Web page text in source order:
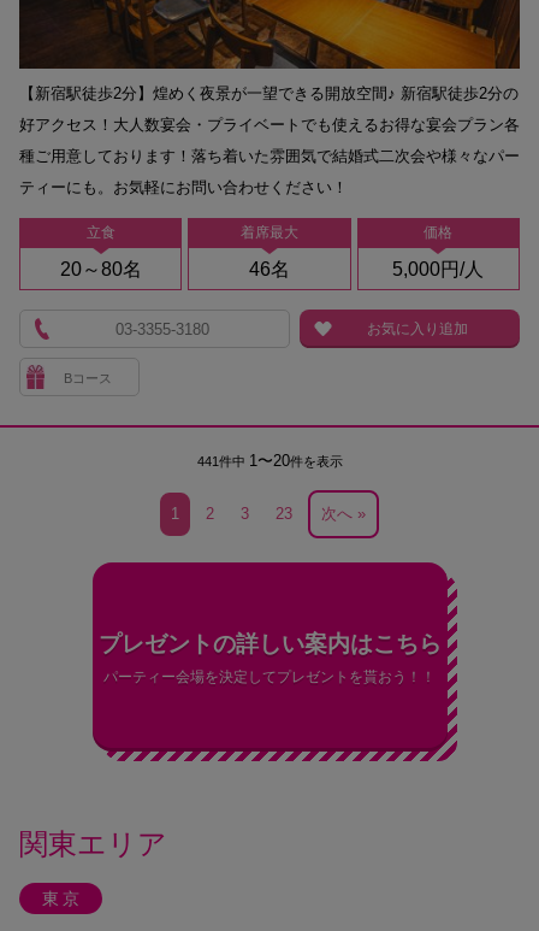
立食
20～80名
着席最大
46名
価格
5,000円/人
【新宿駅徒歩2分】煌めく夜景が一望できる開放空間♪ 新宿駅徒歩2分の
好アクセス！大人数宴会・プライベートでも使えるお得な宴会プラン各
種ご用意しております！落ち着いた雰囲気で結婚式二次会や様々なパー
ティーにも。お気軽にお問い合わせください！
Bコース
03-3355-3180 お気に入り追加
441件中 1〜20件を表示
1 2 3 23 次へ »
プレゼントの詳しい案内はこちら
パーティー会場を決定してプレゼントを貰おう！！
関東エリア
東京